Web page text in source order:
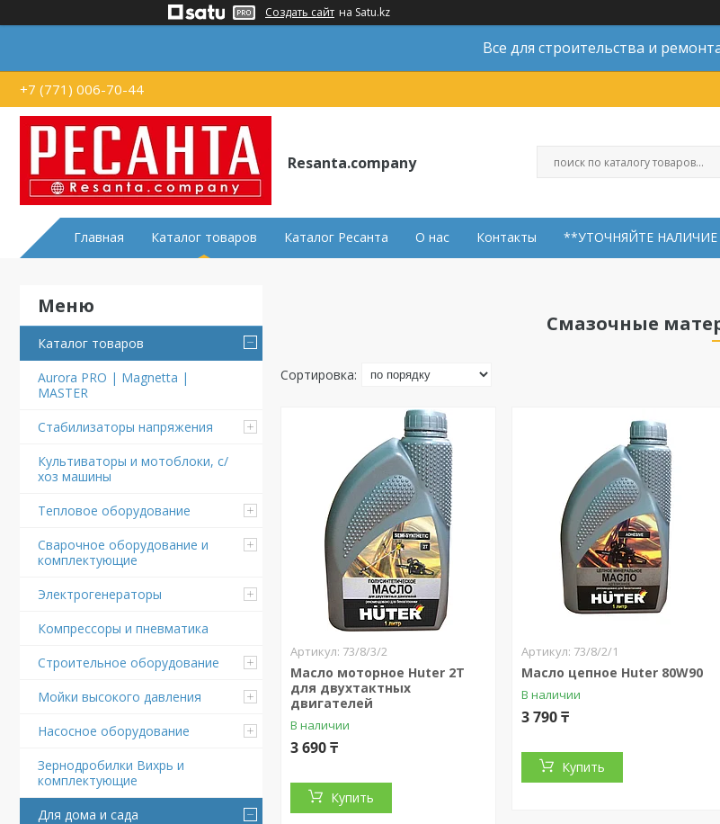
Создать сайт на Satu.kz
Все для строительства и
+7 (771) 006-70-44
Resanta.company
Главная Каталог товаров Каталог Ресанта О нас Контакты **УТОЧНЯЙТЕ
Каталог товаров
Aurora PRO | Magnetta |
MASTER
Стабилизаторы напряжения
Культиваторы и мотоблоки, с/
хоз машины
Тепловое оборудование
Сварочное оборудование и
комплектующие
Электрогенераторы
Компрессоры и пневматика
Строительное оборудование
Мойки высокого давления
Насосное оборудование
Зернодробилки Вихрь и
комплектующие
Для дома и сада
Смазочные
73/8/3/2
Масло моторное Huter 2T
для двухтактных
двигателей
В наличии
3 690 ₸
Купить
73/8/2/1
Масло цепное Huter 80W90
В наличии
3 790 ₸
Купить